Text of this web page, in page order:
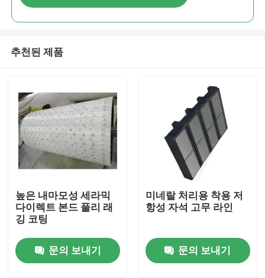
추천된 제품
높은 내마모성 세라믹
다이렉트 본드 풀리 래
깅 코팅
문의 보내기
미네랄 처리용 착용 저
항성 자석 고무 라인
문의 보내기